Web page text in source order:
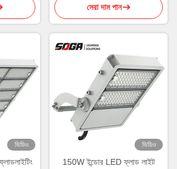
সেরা দাম পান
ভিডিও ভিডিও
150W ইন্ডোর LED ফ্লাড লাইট